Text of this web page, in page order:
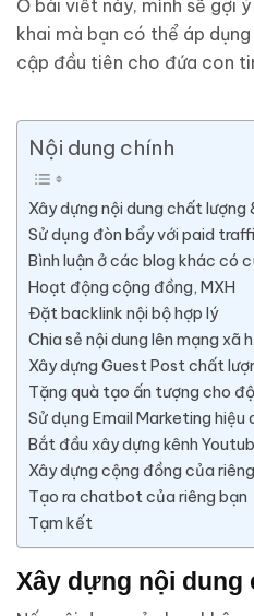
Ở bài viết này, mình sẽ gợi
khai mà bạn có thể áp
cập đầu tiên cho đứa con
Nội dung chính
Xây dựng nội dung chất lượng
Sử dụng đòn bẩy với paid
Bình luận ở các blog khác có
Hoạt động cộng đồng, MXH
Đặt backlink nội bộ hợp lý
Chia sẻ nội dung lên mạng xã
Xây dựng Guest Post chất
Tặng quà tạo ấn tượng cho
Sử dụng Email Marketing hiệu
Bắt đầu xây dựng kênh
Xây dựng cộng đồng của
Tạo ra chatbot của riêng bạn
Tạm kết
Xây dựng nội dung